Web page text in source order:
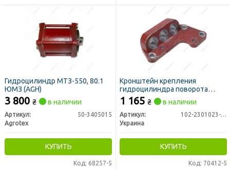
Гидроцилиндр МТЗ-550, 80.1
ЮМЗ (AGH)
3 800 ₴ в наличии
Артикул:
50-3405015
Agrotex
КУПИТЬ
Код: 68257-5
Кронштейн крепления
гидроцилиндра поворота
ЦС-50 (МТЗ-82) (пр-во Украина)
1 165 ₴ в наличии
Артикул:
102-2301023-01
Украина
КУПИТЬ
Код: 70412-5